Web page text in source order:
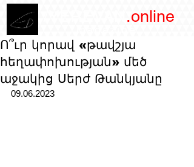
.online
Ո՞ւր կորավ «թավշյա
հեղափոխության» մեծ
աջակից Սերժ Թանկյանը
09.06.2023